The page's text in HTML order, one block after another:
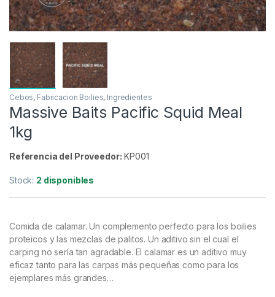
Cebos , Fabricacion Boilies ,Ingredientes
Massive Baits Pacific Squid Meal
1kg